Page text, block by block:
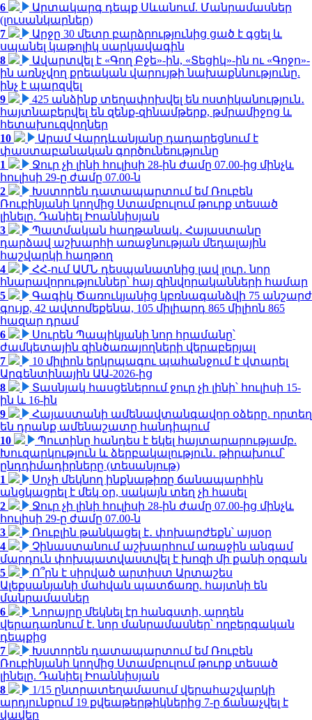
6
Արտակարգ դեպք Սևանում. Մանրամասներ
(լուսանկարներ)
7
Արջը 30 մետր բարձրությունից ցած է գցել և
սպանել կաթոլիկ սարկավագին
8
Ավարտվել է «Գող Բջե»-ին, «Տեցիկ»-ին ու «Գոջո»-
ին առնչվող քրեական վարույթի նախաքննությունը.
ինչ է պարզվել
9
425 անձինք տեղափոխվել են ոստիկանություն․
հայտնաբերվել են զենք-զինամթերք, թմրամիջոց և
հետախուզվողներ
10
Արամ Վարդևանյանը դադարեցնում է
փաստաբանական գործունեությունը
1
Ջուր չի լինի հուլիսի 28-ին ժամը 07.00-ից մինչև
հուլիսի 29-ը ժամը 07.00-ն
2
Խստորեն դատապարտում եմ Ռուբեն
Ռուբինյանի կողմից Ստամբուլում թուրք տեսած
լինելը. Դանիել Իոաննիսյան
3
Պատմական հաղթանակ․ Հայաստանը
դարձավ աշխարհի առաջնության մեդալային
հաշվարկի հաղթող
4
ՀՀ-ում ԱՄՆ դեսպանատնից լավ լուր․ նոր
հնարավորություններ՝ հայ զինվորականների համար
5
Գագիկ Ծառուկյանից կբռնագանձվի 75 անշարժ
գույք, 42 ավտոմեքենա, 105 միլիարդ 865 միլիոն 865
հազար դրամ
6
Սուրեն Պապիկյանի նոր հրամանը՝
ժամկետային զինծառայողների վերաբերյալ
7
10 միլիոն երկրպագու պահանջում է վտարել
Արգենտինային ԱԱ-2026-ից
8
Տասնյակ հասցեներում ջուր չի լինի՝ հուլիսի 15-
ին և 16-ին
9
Հայաստանի ամենավտանգավոր օձերը. որտեղ
են դրանք ամենաշատը հանդիպում
10
Պուտինը հանդես է եկել հայտարարությամբ.
Խուզարկություն և ձերբակալություն․ թիրախում՝
ընդդիմադիրները (տեսանյութ)
1
Սոչի մեկնող ինքնաթիռը ճանապարհին
անցկացրել է մեկ օր, սակայն տեղ չի հասել
2
Ջուր չի լինի հուլիսի 28-ին ժամը 07.00-ից մինչև
հուլիսի 29-ը ժամը 07.00-ն
3
Ռուբլին թանկացել է․ փոխարժեքն՝ այսօր
4
Չինաստանում աշխարհում առաջին անգամ
մարդուն փոխպատվաստվել է խոզի մի քանի օրգան
5
Ո՞րն է սիրված արտիստ Արտաշես
Ալեքսանյանի մահվան պատճառը. հայտնի են
մանրամասներ
6
Նորայրը մեկնել էր հանգստի, արդեն
վերադառնում է. նոր մանրամասներ՝ ողբերգական
դեպքից
7
Խստորեն դատապարտում եմ Ռուբեն
Ռուբինյանի կողմից Ստամբուլում թուրք տեսած
լինելը. Դանիել Իոաննիսյան
8
1/15 ընտրատեղամասում վերահաշվարկի
արդյունքում 19 քվեաթերթիկներից 7-ը ճանաչվել է
վավեր